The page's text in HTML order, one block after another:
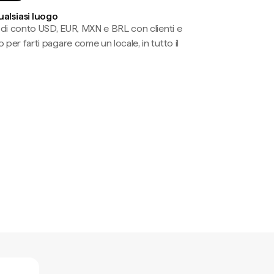
luogo
conto USD, EUR, MXN e BRL con clienti e
farti pagare come un locale, in tutto il